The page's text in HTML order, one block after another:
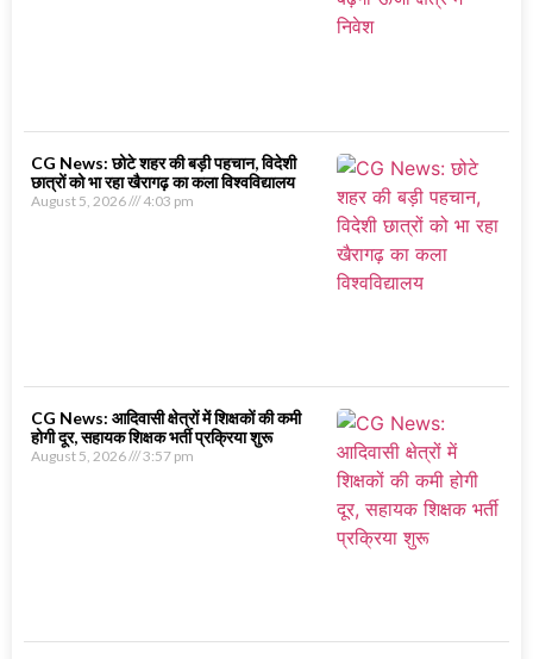
CG News: छोटे शहर की बड़ी पहचान, विदेशी
छात्रों को भा रहा खैरागढ़ का कला विश्वविद्यालय
August 5, 2026 4:03 pm
CG News: आदिवासी क्षेत्रों में शिक्षकों की कमी
होगी दूर, सहायक शिक्षक भर्ती प्रक्रिया शुरू
August 5, 2026 3:57 pm